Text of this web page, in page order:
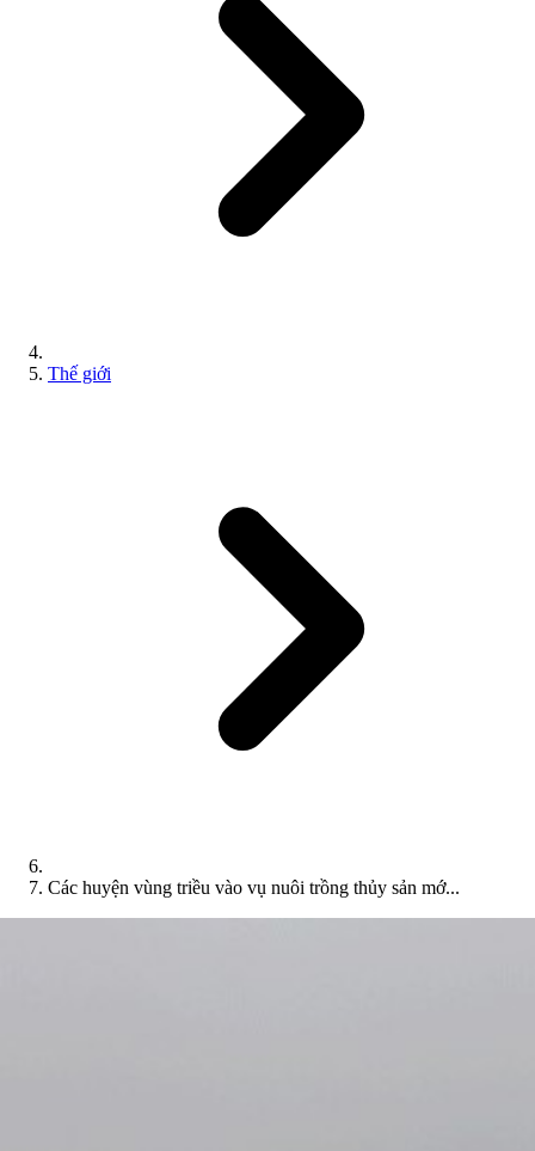
Thế giới
Các huyện vùng triều vào vụ nuôi trồng thủy sản mớ...